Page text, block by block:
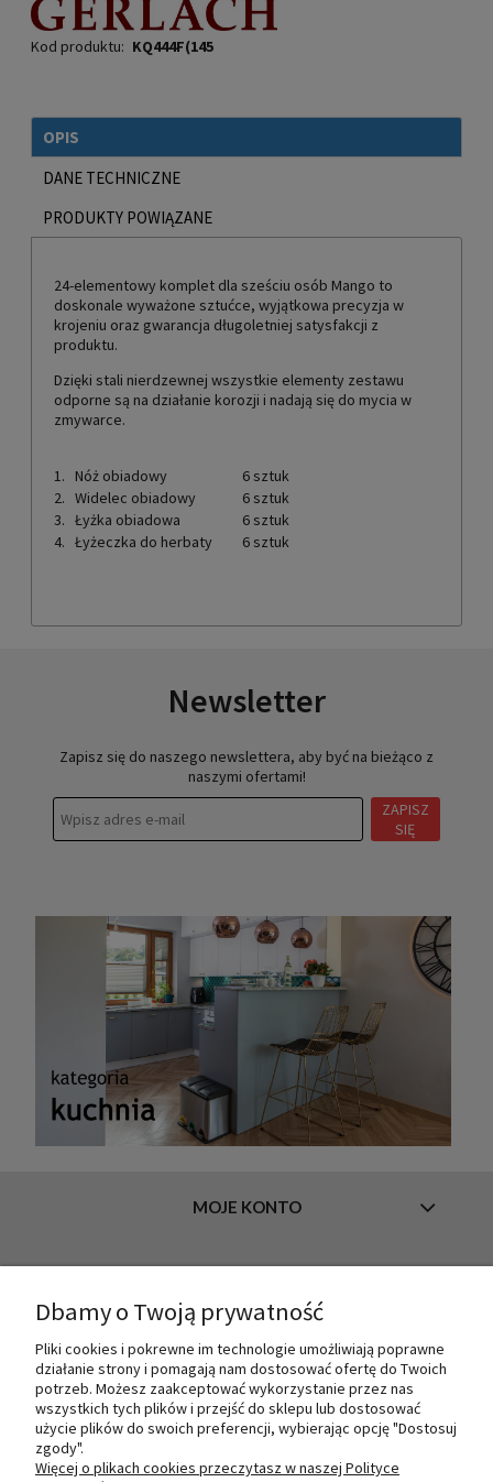
Kod produktu: KQ444F(145
OPIS
DANE TECHNICZNE
PRODUKTY POWIĄZANE
24-elementowy komplet dla sześciu osób Mango to
doskonale wyważone sztućce, wyjątkowa precyzja w
krojeniu oraz gwarancja długoletniej satysfakcji z
produktu.
Dzięki stali nierdzewnej wszystkie elementy zestawu
odporne są na działanie korozji i nadają się do mycia w
zmywarce.
1. Nóż obiadowy
6 sztuk
2. Widelec obiadowy
6 sztuk
3. Łyżka obiadowa
6 sztuk
4. Łyżeczka do herbaty 6 sztuk
Newsletter
Zapisz się do naszego newslettera, aby być na bieżąco z
naszymi ofertami!
ZAPISZ
SIĘ
MOJE KONTO
O NAS
PŁATNOŚCI I DOSTAWA
Dbamy o Twoją prywatność
Pliki cookies i pokrewne im technologie umożliwiają poprawne
działanie strony i pomagają nam dostosować ofertę do Twoich
potrzeb. Możesz zaakceptować wykorzystanie przez nas
wszystkich tych plików i przejść do sklepu lub dostosować
użycie plików do swoich preferencji, wybierając opcję "Dostosuj
zgody".
Więcej o plikach cookies przeczytasz w naszej Polityce